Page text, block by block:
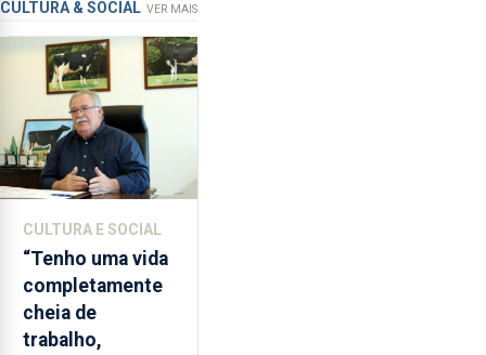
de
ensino
instituição
CULTURA & SOCIAL VER MAIS
CULTURA E SOCIAL
“Tenho uma vida
completamente
cheia de
trabalho,